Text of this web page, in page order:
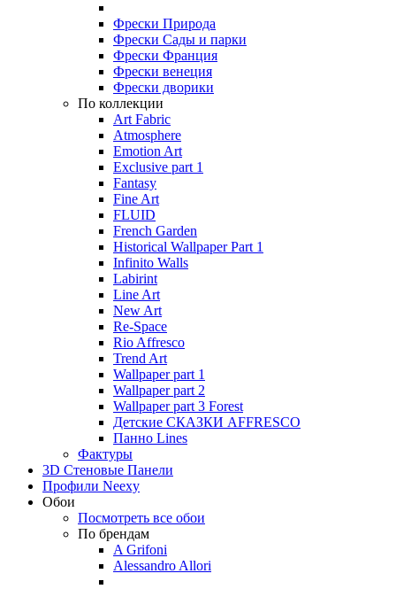
Фрески Природа
Фрески Сады и парки
Фрески Франция
Фрески венеция
Фрески дворики
По коллекции
Art Fabric
Atmosphere
Emotion Art
Exclusive part 1
Fantasy
Fine Art
FLUID
French Garden
Historical Wallpaper Part 1
Infinito Walls
Labirint
Line Art
New Art
Re-Space
Rio Affresco
Trend Art
Wallpaper part 1
Wallpaper part 2
Wallpaper part 3 Forest
Детские СКАЗКИ AFFRESCO
Панно Lines
Фактуры
3D Стеновые Панели
Профили Neexy
Обои
Посмотреть все обои
По брендам
A Grifoni
Alessandro Allori